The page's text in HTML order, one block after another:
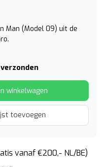
Man (Model 09) uit de
winkelwagen
toevoegen
vanaf €200,- NL/BE)